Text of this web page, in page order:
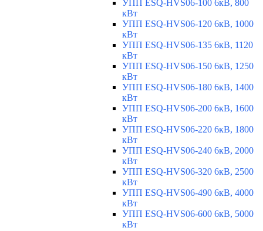
УПП ESQ-HVS06-100 6кВ, 800
кВт
УПП ESQ-HVS06-120 6кВ, 1000
кВт
УПП ESQ-HVS06-135 6кВ, 1120
кВт
УПП ESQ-HVS06-150 6кВ, 1250
кВт
УПП ESQ-HVS06-180 6кВ, 1400
кВт
УПП ESQ-HVS06-200 6кВ, 1600
кВт
УПП ESQ-HVS06-220 6кВ, 1800
кВт
УПП ESQ-HVS06-240 6кВ, 2000
кВт
УПП ESQ-HVS06-320 6кВ, 2500
кВт
УПП ESQ-HVS06-490 6кВ, 4000
кВт
УПП ESQ-HVS06-600 6кВ, 5000
кВт